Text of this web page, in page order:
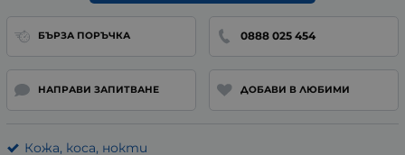
БЪРЗА ПОРЪЧКА 0888 025 454
НАПРАВИ ЗАПИТВАНЕ ДОБАВИ В ЛЮБИМИ
Кожа, коса, нокти